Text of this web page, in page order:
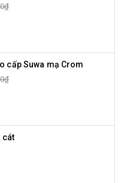
cấp Suwa mạ Crom
cát